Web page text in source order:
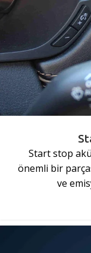
Start stop
önemli bir
ve